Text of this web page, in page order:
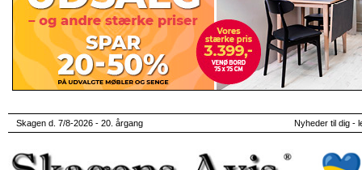
Skagen d. 7/8-2026 - 20. årgang Nyheder til dig -